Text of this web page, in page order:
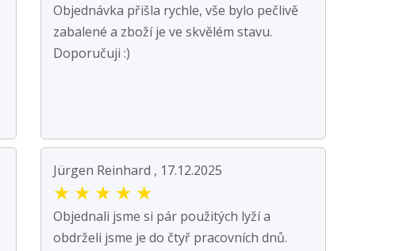
Objednávka přišla rychle, vše bylo pečlivě
zabalené a zboží je ve skvělém stavu.
Doporučuji :)
Jürgen Reinhard , 17.12.2025
★ ★ ★ ★ ★
Objednali jsme si pár použitých lyží a
obdrželi jsme je do čtyř pracovních dnů.